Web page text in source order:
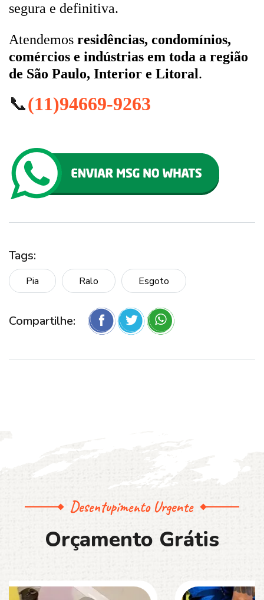
segura e definitiva.
Atendemos residências, condomínios,
comércios e indústrias em toda a região
de São Paulo, Interior e Litoral.
📞(11)94669-9263
Tags:
Pia Ralo Esgoto
Compartilhe:
Desentupimento Urgente
Orçamento Grátis